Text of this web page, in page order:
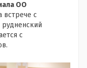
ОО
встрече с
с